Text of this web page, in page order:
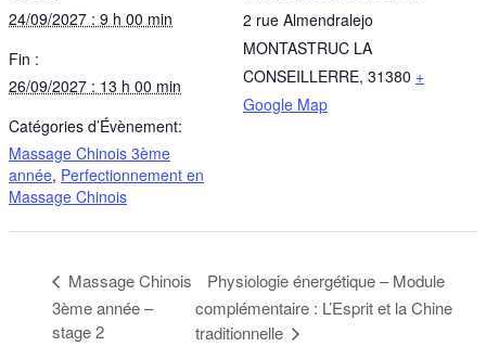
24/09/2027 : 9 h 00 min
Fin :
26/09/2027 : 13 h 00 min
Catégories d’Évènement:
Massage Chinois 3ème
année, Perfectionnement en
Massage Chinois
2 rue Almendralejo
MONTASTRUC LA
CONSEILLERRE, 31380 +
Google Map
Massage Chinois
3ème année –
stage 2
Physiologie énergétique – Module
complémentaire : L’Esprit et la Chine
traditionnelle